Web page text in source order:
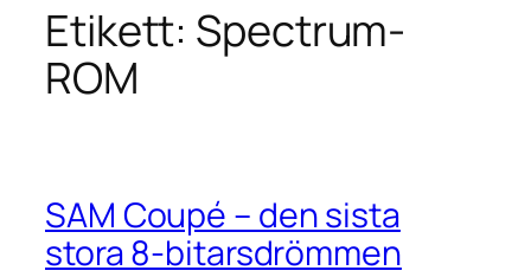
Etikett: Spectrum-
ROM
SAM Coupé – den sista
stora 8-bitarsdrömmen